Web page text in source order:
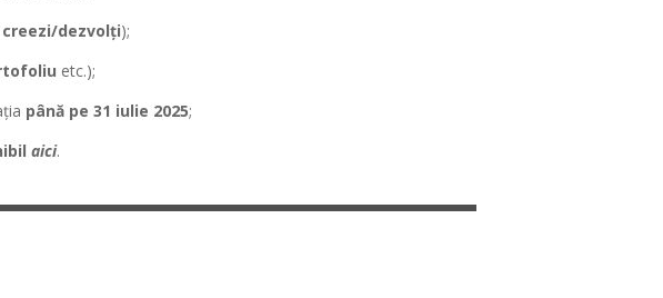
creezi/dezvolți);
etc.);
până pe 31 iulie 2025;
aici.